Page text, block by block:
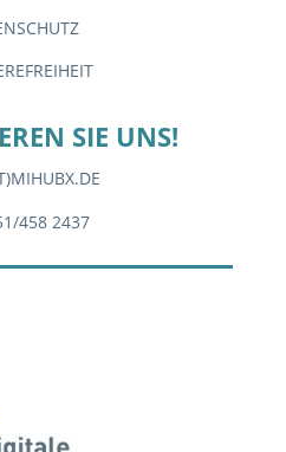
SIE UNS!
458 2437